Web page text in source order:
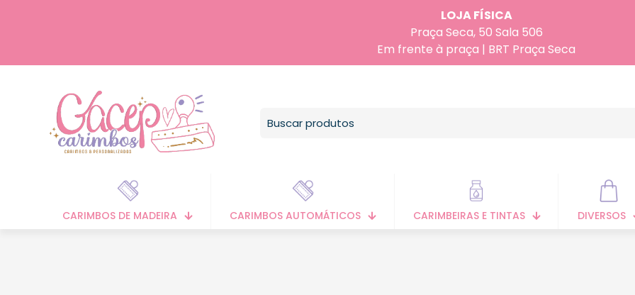
LOJA FÍSICA
Praça Seca, 50 Sala 506
Em frente à praça | BRT Praça Seca
CARIMBOS DE MADEIRA CARIMBOS AUTOMÁTICOS CARIMBEIRAS E TINTAS DIVERSOS